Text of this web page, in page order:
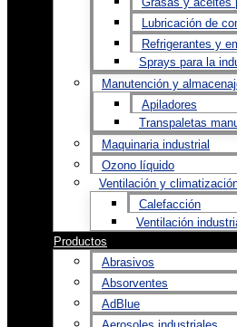
Lubricación de
Refrigerantes y
Sprays para la
Manutención y
Apiladores
Transpaletas
Maquinaria industrial
Ozono líquido
Ventilación y
Calefacción
Ventilación
Productos
Abrasivos
Absorventes
AdBlue